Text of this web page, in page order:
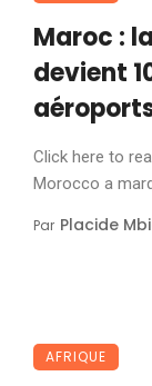
Maroc :
devient
Click here to
Morocco a
Par Placide
AFRIQUE